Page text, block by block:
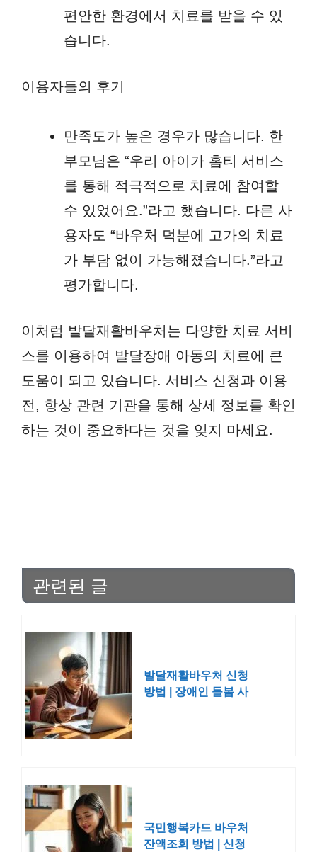
편안한 환경에서 치료를 받을 수 있
습니다.
이용자들의 후기
만족도가 높은 경우가 많습니다. 한
부모님은 “우리 아이가 홈티 서비스
를 통해 적극적으로 치료에 참여할
수 있었어요.”라고 했습니다. 다른 사
용자도 “바우처 덕분에 고가의 치료
가 부담 없이 가능해졌습니다.”라고
평가합니다.
이처럼 발달재활바우처는 다양한 치료 서비
스를 이용하여 발달장애 아동의 치료에 큰
도움이 되고 있습니다. 서비스 신청과 이용
전, 항상 관련 기관을 통해 상세 정보를 확인
하는 것이 중요하다는 것을 잊지 마세요.
관련된 글
발달재활바우처 신청
방법 | 장애인 돌봄 사
국민행복카드 바우처
잔액조회 방법 | 신청